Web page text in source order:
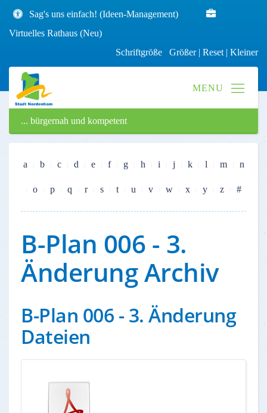
Sag's uns einfach! (Ideen-Management)
Virtuelles Rathaus (Neu)
Schriftgröße Größer| Reset | Kleiner
... bürgernah und kompetent
a b c d e f g h i j k l m n
o p q r s t u v w x y z #
B-Plan 006 - 3.
Änderung Archiv
B-Plan 006 - 3. Änderung
Dateien